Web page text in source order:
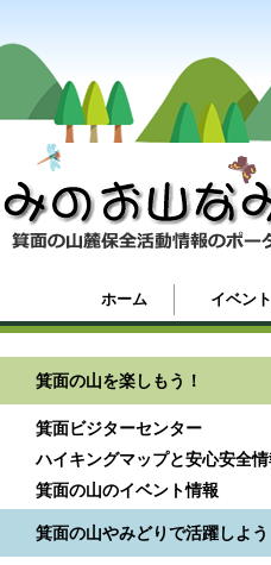
ホーム イベン
箕面の山を楽しもう！
箕面ビジターセンター
ハイキングマップと安心安全情
箕面の山のイベント情報
箕面の山やみどりで活躍しよう